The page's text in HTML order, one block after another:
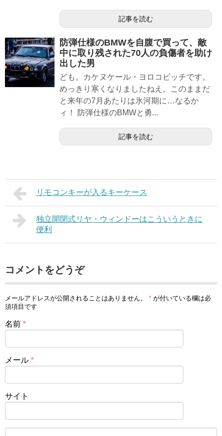
記事を読む
防弾仕様のBMWを自腹で買って、敵
中に取り残された70人の負傷者を助け
出した男
ども。カケヌケール・ヨロコビッチです。
めっきり寒くなりましたねえ。このままだ
と来年の7月あたりは氷河期に…なるか
ィ！ 防弾仕様のBMWと勇...
記事を読む
リモコンキーが入るキーケース
独立開閉式リヤ・ウィンドーはこういうときに
便利
コメントをどうぞ
メールアドレスが公開されることはありません。 * が付いている欄は必
須項目です
名前 *
メール *
サイト